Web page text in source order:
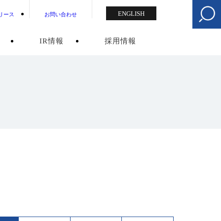
IR情報 採用情報
ース お問い合わせ ENGLISH